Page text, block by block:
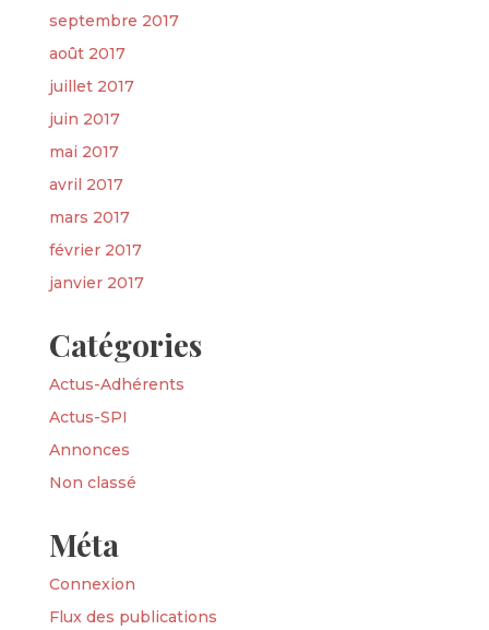
septembre 2017
août 2017
juillet 2017
juin 2017
mai 2017
avril 2017
mars 2017
février 2017
janvier 2017
Catégories
Actus-Adhérents
Actus-SPI
Annonces
Non classé
Méta
Connexion
Flux des publications